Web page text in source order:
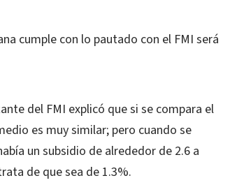
cumple con lo pautado con el FMI será
del FMI explicó que si se compara el
es muy similar; pero cuando se
un subsidio de alrededor de 2.6 a
de que sea de 1.3%.